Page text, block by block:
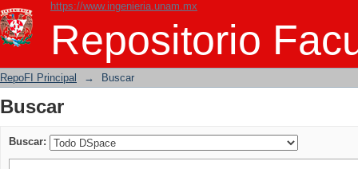
https://www.ingenieria.unam.mx
Repositorio
Buscar
RepoFI Principal → Buscar
Buscar
Buscar: